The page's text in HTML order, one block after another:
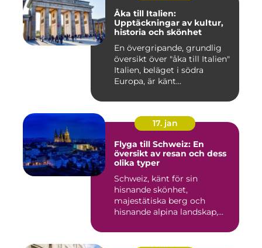
Åka till Italien:
Upptäckningar av kultur,
historia och skönhet
En övergripande, grundlig
översikt över "åka till Italien"
Italien, beläget i södra
Europa, är känt...
17. jan
Flyga till Schweiz: En
översikt av resan och dess
olika typer
Schweiz, känt för sin
hisnande skönhet,
majestätiska berg och
hisnande alpina landskap,